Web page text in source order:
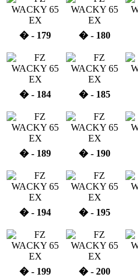
� - 179 � - 180
� - 184 � - 185
� - 189 � - 190
� - 194 � - 195
� - 199 � - 200